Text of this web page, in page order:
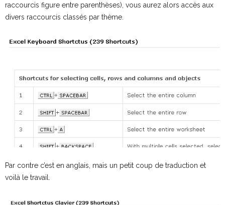
raccourcis figure entre parenthèses), vous aurez alors accès aux
divers raccourcis classés par thème.
Par contre c’est en anglais, mais un petit coup de traduction et
voilà le travail.